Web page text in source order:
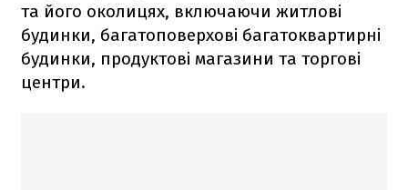
та його околицях, включаючи житлові
будинки, багатоповерхові багатоквартирні
будинки, продуктові магазини та торгові
центри.